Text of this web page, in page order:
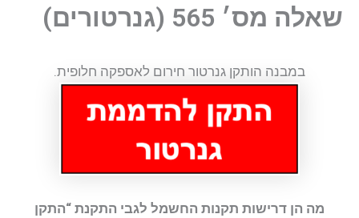
שאלה מס׳ 565 (גנרטורים)
במבנה הותקן גנרטור חירום לאספקה חלופית.
מה הן דרישות תקנות החשמל לגבי התקנת “התקן